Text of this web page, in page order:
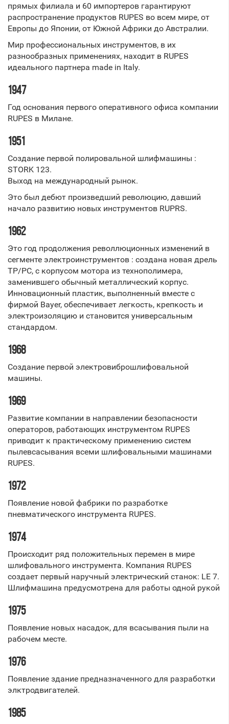
прямых филиала и 60 импортеров гарантируют
распространение продуктов RUPES во всем мире, от
Европы до Японии, от Южной Африки до Австралии.
Мир профессиональных инструментов, в их
разнообразных применениях, находит в RUPES
идеального партнера made in Italy.
1947
Год основания первого оперативного офиса компании
RUPES в Милане.
1951
Создание первой полировальной шлифмашины :
STORK 123.
Выход на международный рынок.
Это был дебют произведший революцию, давший
начало развитию новых инструментов RUPRS.
1962
Это год продолжения револлюционных изменений в
сегменте электроинструментов : создана новая дрель
ТР/РС, с корпусом мотора из технополимера,
заменившего обычный металлический корпус.
Инновационный пластик, выполненный вместе с
фирмой Bayer, обеспечивает легкость, крепкость и
электроизоляцию и становится универсальным
стандардом.
1968
Создание первой электровиброшлифовальной
машины.
1969
Развитие компании в направлении безопасности
операторов, работающих инструментом RUPES
приводит к практическому применению систем
пылевсасывания всеми шлифовальными машинами
RUPES.
1972
Появление новой фабрики по разработке
пневматического инструмента RUPES.
1974
Происходит ряд положительных перемен в мире
шлифовального инструмента. Компания RUPES
создает первый наручный электрический станок: LE 7.
Шлифмашина предусмотрена для работы одной рукой
1975
Появление новых насадок, для всасывания пыли на
рабочем месте.
1976
Появление здание предназначенного для разработки
элктродвигателей.
1985